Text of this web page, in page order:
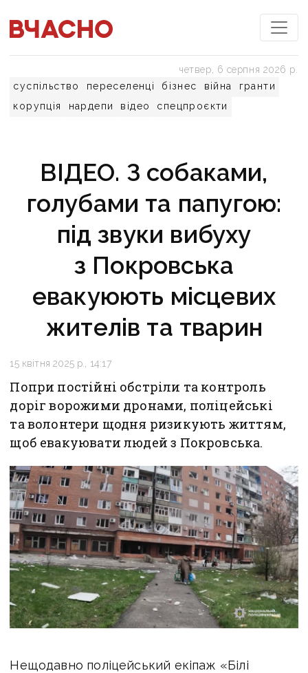
суспільство переселенці бізнес війна
гранти
корупція
нардепи відео спецпроєкти
четвер, 6 серпня 2026 р.
ВІДЕО. З собаками,
голубами та папугою:
під звуки вибуху
з Покровська
евакуюють місцевих
жителів та тварин
15 квітня 2025 р., 14:17
Попри постійні обстріли та контроль
доріг ворожими дронами, поліцейські
та волонтери щодня ризикують життям,
щоб евакуювати людей з Покровська.
Нещодавно поліцейський екіпаж «Білі